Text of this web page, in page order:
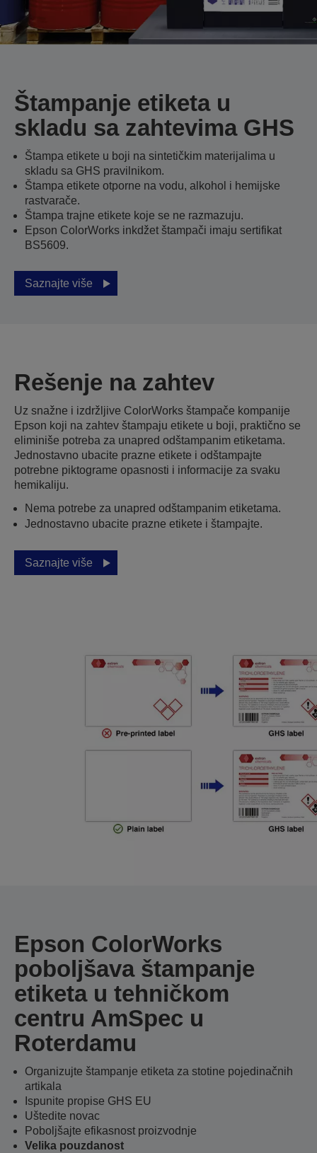
Štampanje etiketa u
skladu sa zahtevima GHS
Štampa etikete u boji na sintetičkim materijalima u
skladu sa GHS pravilnikom.
Štampa etikete otporne na vodu, alkohol i hemijske
rastvarače.
Štampa trajne etikete koje se ne razmazuju.
Epson ColorWorks inkdžet štampači imaju sertifikat
BS5609.
Saznajte više
Rešenje na zahtev
Uz snažne i izdržljive ColorWorks štampače kompanije
Epson koji na zahtev štampaju etikete u boji, praktično se
eliminiše potreba za unapred odštampanim etiketama.
Jednostavno ubacite prazne etikete i odštampajte
potrebne piktograme opasnosti i informacije za svaku
hemikaliju.
Nema potrebe za unapred odštampanim etiketama.
Jednostavno ubacite prazne etikete i štampajte.
Saznajte više
Epson ColorWorks
poboljšava štampanje
etiketa u tehničkom
centru AmSpec u
Roterdamu
Organizujte štampanje etiketa za stotine pojedinačnih
artikala
Ispunite propise GHS EU
Uštedite novac
Poboljšajte efikasnost proizvodnje
Velika pouzdanost